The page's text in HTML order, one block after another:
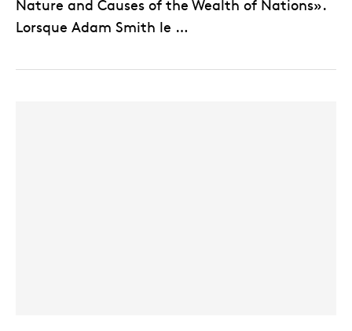
Nature and Causes of the Wealth of Nations».
Lorsque Adam Smith le …